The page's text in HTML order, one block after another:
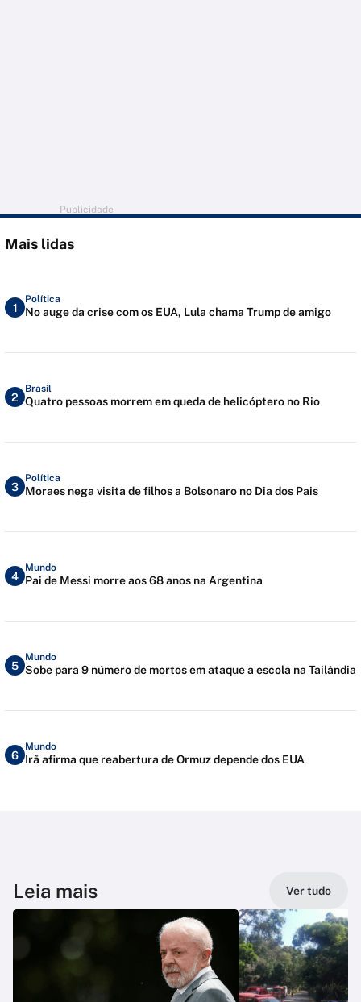
Publicidade
Mais lidas
1
Política
No auge da crise com os EUA, Lula chama Trump de amigo
2
Brasil
Quatro pessoas morrem em queda de helicóptero no Rio
3
Política
Moraes nega visita de filhos a Bolsonaro no Dia dos Pais
4
Mundo
Pai de Messi morre aos 68 anos na Argentina
5
Mundo
Sobe para 9 número de mortos em ataque a escola na Tailândia
6
Mundo
Irã afirma que reabertura de Ormuz depende dos EUA
Leia mais Ver tudo